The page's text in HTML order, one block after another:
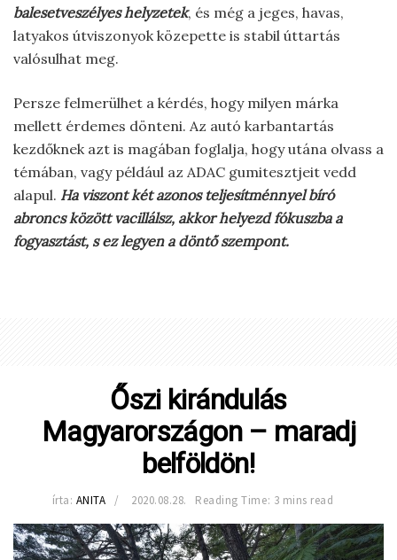
balesetveszélyes helyzetek, és még a jeges, havas,
latyakos útviszonyok közepette is stabil úttartás
valósulhat meg.
Persze felmerülhet a kérdés, hogy milyen márka
mellett érdemes dönteni. Az autó karbantartás
kezdőknek azt is magában foglalja, hogy utána olvass a
témában, vagy például az ADAC gumitesztjeit vedd
alapul. Ha viszont két azonos teljesítménnyel bíró
abroncs között vacillálsz, akkor helyezd fókuszba a
fogyasztást, s ez legyen a döntő szempont.
Őszi kirándulás
Magyarországon – maradj
belföldön!
írta: ANITA 2020.08.28. Reading Time: 3 mins read